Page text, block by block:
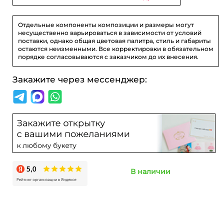
Отдельные компоненты композиции и размеры могут
несущественно варьироваться в зависимости от условий
поставки, однако общая цветовая палитра, стиль и габариты
остаются неизменными. Все корректировки в обязательном
порядке согласовываются с заказчиком до их внесения.
Закажите через мессенджер:
В наличии